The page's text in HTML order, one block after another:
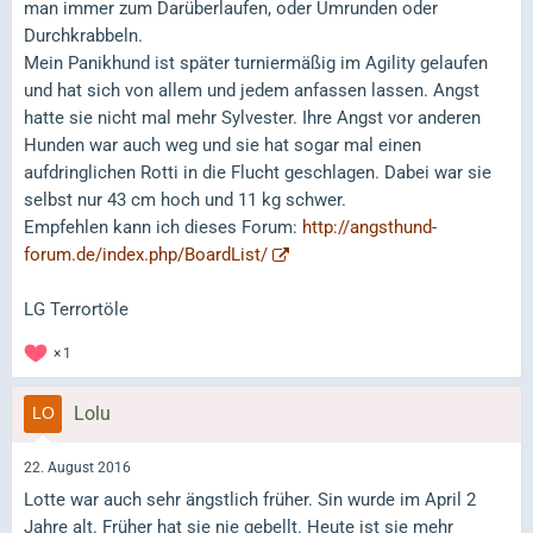
man immer zum Darüberlaufen, oder Umrunden oder
Durchkrabbeln.
Mein Panikhund ist später turniermäßig im Agility gelaufen
und hat sich von allem und jedem anfassen lassen. Angst
hatte sie nicht mal mehr Sylvester. Ihre Angst vor anderen
Hunden war auch weg und sie hat sogar mal einen
aufdringlichen Rotti in die Flucht geschlagen. Dabei war sie
selbst nur 43 cm hoch und 11 kg schwer.
Empfehlen kann ich dieses Forum: http://angsthund-
forum.de/index.php/BoardList/
LG Terrortöle
1
Lolu
22. August 2016
Lotte war auch sehr ängstlich früher. Sin wurde im April 2
Jahre alt. Früher hat sie nie gebellt. Heute ist sie mehr